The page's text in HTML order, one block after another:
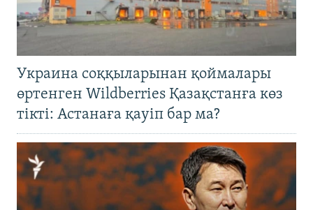
Украина соққыларынан қоймалары
өртенген Wildberries Қазақстанға көз
тікті: Астанаға қауіп бар ма?